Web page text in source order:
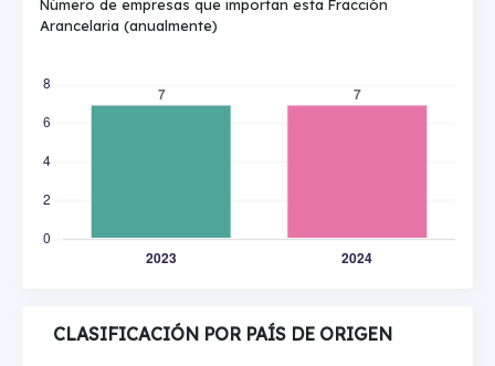
Número de empresas que importan esta Fracción
Arancelaria (anualmente)
CLASIFICACIÓN POR PAÍS DE ORIGEN